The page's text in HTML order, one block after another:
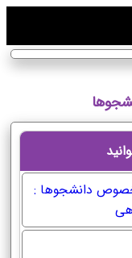
دانشجوها :